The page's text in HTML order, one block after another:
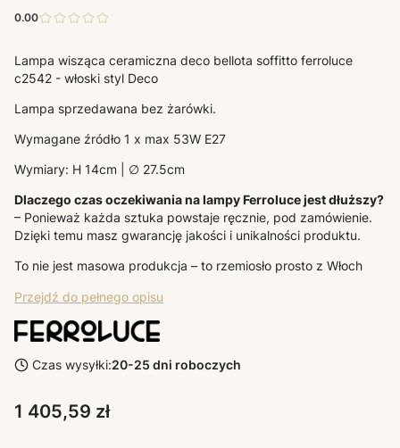
0.00
Lampa wisząca ceramiczna deco bellota soffitto ferroluce
c2542 - włoski styl Deco
Lampa sprzedawana bez żarówki.
Wymagane źródło 1 x max 53W E27
Wymiary: H 14cm | ∅ 27.5cm
Dlaczego czas oczekiwania na lampy Ferroluce jest dłuższy?
– Ponieważ każda sztuka powstaje ręcznie, pod zamówienie.
Dzięki temu masz gwarancję jakości i unikalności produktu.
To nie jest masowa produkcja – to rzemiosło prosto z Włoch
Przejdź do pełnego opisu
Czas wysyłki:20-25 dni roboczych
Cena
1 405,59 zł